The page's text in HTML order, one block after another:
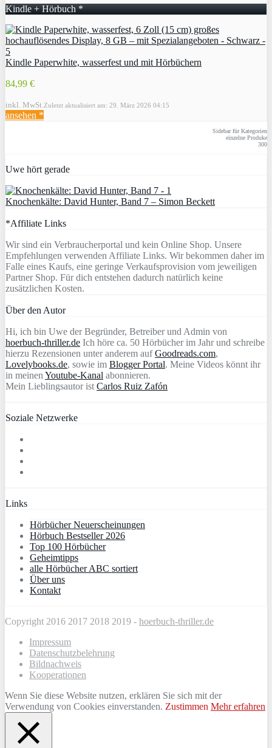
Kindle + Hörbuch *
Kindle Paperwhite, wasserfest und mit Hörbüchern
84,99 €
inkl. MwSt. Zuletzt aktualisiert am: 29. März 2026 04:15
ansehen *
Sidebar für Kategorien
einzelne Produke
300
Uwe hört gerade
Knochenkälte: David Hunter, Band 7 – Simon Beckett
*Affiliate Links
Wir sind ein Verbraucherportal und kein Online Shop. Unsere
Empfehlungen verwenden Affiliate Links. Wir bekommen daher im
Falle eines Kaufs, eine geringe Verkaufsprovision vom jeweiligen
Partner Shop. Für dich entstehen dadurch natürlich keine
zusätzlichen Kosten.
Über den Autor
Hi, ich bin Uwe der Begründer, Betreiber und Admin von
hoerbuch-thriller.de Ich höre ca. 50 Hörbücher im Jahr und schreibe
hierzu Rezensionen unter anderem aufGoodreads.com,
Lovelybooks.de, sowie im Blogger Portal. Meine Videos könnt ihr
in meinen Youtube-Kanal abonnieren.
Mein Lieblingsautor ist Carlos Ruiz Zafón
Soziale Netzwerke
Links
Hörbücher Neuerscheinungen
Hörbuch Bestseller 2026
Top 100 Hörbücher
Geheimtipps
alle Hörbücher ABC sortiert
Über uns
Kontakt
Copyright 2016 2017 2018 2019 - hoerbuch-thriller.de
Impressum
Datenschutzbelehrung
Bildnachweis
Kooperationen
Wenn Sie diese Website nutzen, erklären Sie sich mit der
Verwendung von Cookies einverstanden. Zustimmen Mehr erfahren